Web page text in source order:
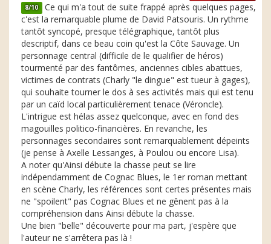
8/10 Ce qui m'a tout de suite frappé après quelques pages,
c'est la remarquable plume de David Patsouris. Un rythme
tantôt syncopé, presque télégraphique, tantôt plus
descriptif, dans ce beau coin qu'est la Côte Sauvage. Un
personnage central (difficile de le qualifier de héros)
tourmenté par des fantômes, anciennes cibles abattues,
victimes de contrats (Charly "le dingue" est tueur à gages),
qui souhaite tourner le dos à ses activités mais qui est tenu
par un caïd local particulièrement tenace (Véroncle).
L'intrigue est hélas assez quelconque, avec en fond des
magouilles politico-financières. En revanche, les
personnages secondaires sont remarquablement dépeints
(je pense à Axelle Lessanges, à Poulou ou encore Lisa).
A noter qu'Ainsi débute la chasse peut se lire
indépendamment de Cognac Blues, le 1er roman mettant
en scène Charly, les références sont certes présentes mais
ne "spoilent" pas Cognac Blues et ne gênent pas à la
compréhension dans Ainsi débute la chasse.
Une bien "belle" découverte pour ma part, j'espère que
l'auteur ne s'arrêtera pas là !